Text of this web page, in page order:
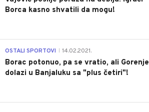
Borca kasno shvatili da mogu!
OSTALI SPORTOVI 14.02.2021.
Borac potonuo, pa se vratio, ali Gorenje
dolazi u Banjaluku sa "plus četiri"!